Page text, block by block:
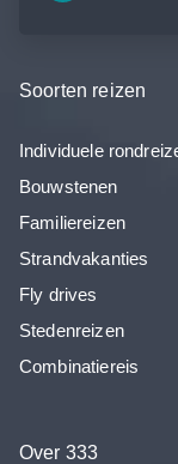
Soorten reizen
Individuele
Bouwstenen
Familiereizen
Strandvakanties
Fly drives
Stedenreizen
Combinatiereis
Over 333